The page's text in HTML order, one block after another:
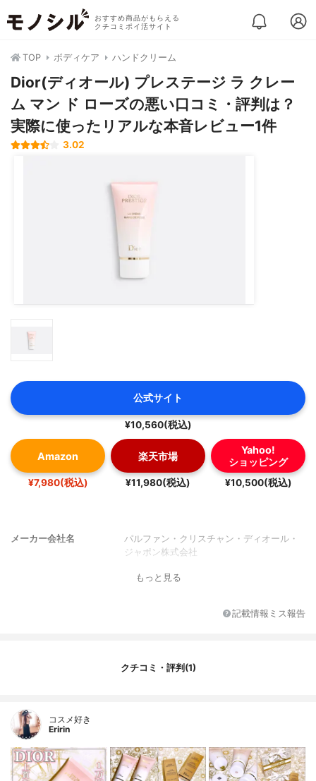
おすすめ商品がもらえる
クチコミポイ活サイト
TOP ボディケア ハンドクリーム
Dior(ディオール) プレステージ ラ クレー
ム マン ド ローズの悪い口コミ・評判は？
実際に使ったリアルな本音レビュー1件
3.02
公式サイト
¥10,560(税込)
Amazon
¥7,980(税込)
楽天市場
¥11,980(税込)
Yahoo!
ショッピング
¥10,500(税込)
メーカー会社名
パルファン・クリスチャン・ディオール・
ジャポン株式会社
もっと見る
記載情報ミス報告
クチコミ・評判(1)
コスメ好き
Eririn